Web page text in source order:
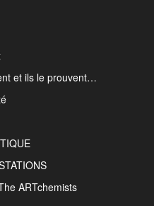
et ils le prouvent…
ARTchemists